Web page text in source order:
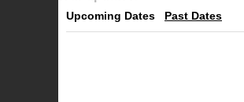
Upcoming Dates Past Dates